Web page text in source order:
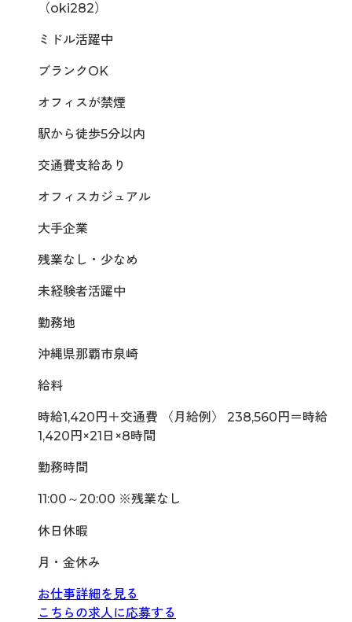
（oki282）
ミドル活躍中
ブランクOK
オフィスが禁煙
駅から徒歩5分以内
交通費支給あり
オフィスカジュアル
大手企業
残業なし・少なめ
未経験者活躍中
勤務地
沖縄県那覇市泉崎
給料
時給1,420円＋交通費 〈月給例〉 238,560円＝時給
1,420円×21日×8時間
勤務時間
11:00～20:00 ※残業なし
休日休暇
月・金休み
お仕事詳細を見る
こちらの求人に応募する